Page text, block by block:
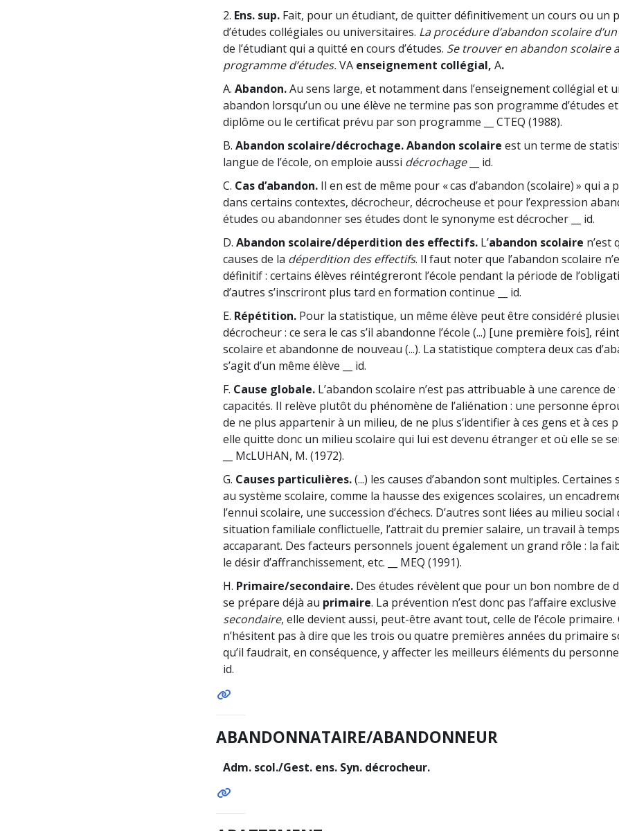
2. Ens. sup. Fait, pour un étudiant, de quitter définitivement un cours ou un
d’études collégiales ou universitaires. La procédure d’abandon scolaire
de l’étudiant qui a quitté en cours d’études. Se trouver en abandon scolaire
programme d’études.VA enseignement collégial, A.
A. Abandon.Au sens large, et notamment dans l’enseignement collégial et
abandon lorsqu’un ou une élève ne termine pas son programme d’études
diplôme ou le certificat prévu par son programme __ CTEQ (1988).
B. Abandon scolaire/décrochage.Abandon scolaire est un terme de
langue de l’école, on emploie aussi décrochage__ id.
C. Cas d’abandon. Il en est de même pour « cas d’abandon (scolaire) » qui a
dans certains contextes, décrocheur, décrocheuse et pour l’expression
études ou abandonner ses études dont le synonyme est décrocher __ id.
D. Abandon scolaire/déperdition des effectifs. L’abandon scolaire n’est
causes de la déperdition des effectifs. Il faut noter que l’abandon scolaire
définitif : certains élèves réintégreront l’école pendant la période de
d’autres s’inscriront plus tard en formation continue __ id.
E. Répétition. Pour la statistique, un même élève peut être considéré
décrocheur : ce sera le cas s’il abandonne l’école (...) [une première fois],
scolaire et abandonne de nouveau (...). La statistique comptera deux cas
s’agit d’un même élève __ id.
F. Cause globale. L’abandon scolaire n’est pas attribuable à une carence
capacités. Il relève plutôt du phénomène de l’aliénation : une personne
de ne plus appartenir à un milieu, de ne plus s’identifier à ces gens et à ces
elle quitte donc un milieu scolaire qui lui est devenu étranger et où elle se
__ McLUHAN, M. (1972).
G. Causes particulières.(...) les causes d’abandon sont multiples.
au système scolaire, comme la hausse des exigences scolaires, un
l’ennui scolaire, une succession d’échecs. D’autres sont liées au milieu
situation familiale conflictuelle, l’attrait du premier salaire, un travail à
accaparant. Des facteurs personnels jouent également un grand rôle : la
le désir d’affranchissement, etc. __ MEQ (1991).
H. Primaire/secondaire. Des études révèlent que pour un bon nombre de
se prépare déjà au primaire. La prévention n’est donc pas l’affaire exclusive
secondaire, elle devient aussi, peut-être avant tout, celle de l’école primaire.
n’hésitent pas à dire que les trois ou quatre premières années du primaire
qu’il faudrait, en conséquence, y affecter les meilleurs éléments du personnel
id.
ABANDONNATAIRE/ABANDONNEUR
Adm. scol./Gest. ens. Syn. décrocheur.